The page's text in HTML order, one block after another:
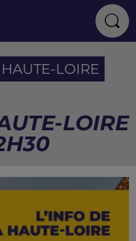
LOIRE
LOIRE